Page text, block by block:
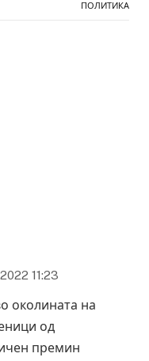
ПОЛИТИКА
11:23
околината на
од
премин